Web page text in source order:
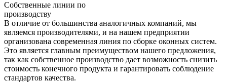
Собственные линии по
производству
В отличие от большинства аналогичных компаний, мы
являемся производителями, и на нашем предприятии
организована современная линия по сборке оконных систем.
Это является главным преимуществом нашего предложения,
так как собственное производство дает возможность снизить
стоимость конечного продукта и гарантировать соблюдение
стандартов качества.